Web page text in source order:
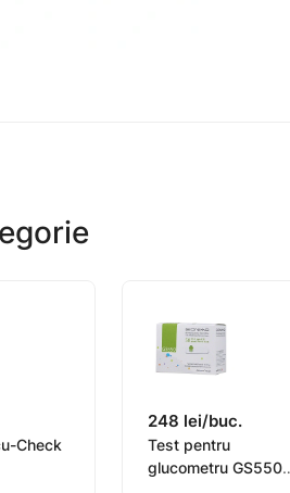
Check
248 lei/buc.
Test pentru
glucometru GS550